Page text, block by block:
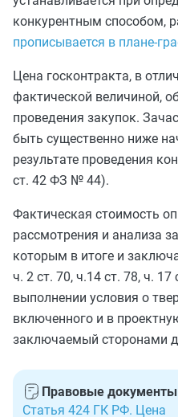
конкурентным способом,
прописывается в плане-
Цена госконтракта, в
фактической величиной,
проведения закупок.
быть существенно ниже
результате проведения
ст. 42 ФЗ № 44).
Фактическая стоимость
рассмотрения и анализа
которым в итоге и
ч. 2 ст. 70, ч.14 ст. 78, ч.
выполнении условия о
включенного и в
заключаемый сторонами
Правовые документы
Статья 424 ГК РФ. Цена